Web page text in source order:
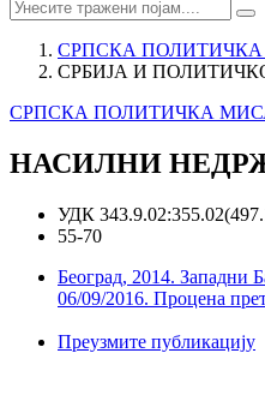
СРПСКА ПОЛИТИЧКА
СРБИЈА И
СРПСКА ПОЛИТИЧКА
НАСИЛНИ
УДК
55-70
Београд, 2014. Западни
06/09/2016. Процена
Преузмите публикацију